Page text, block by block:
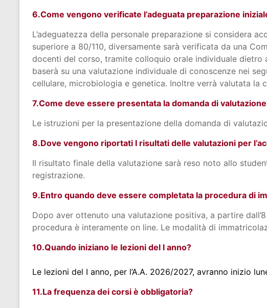
6.Come vengono verificate l’adeguata preparazione
L’adeguatezza della personale preparazione si considera
superiore a 80/110, diversamente sarà verificata da una
docenti del corso, tramite colloquio orale individuale
baserà su una valutazione individuale di conoscenze nei
cellulare, microbiologia e genetica. Inoltre verrà valutata la
7.Come deve essere presentata la domanda di
Le istruzioni per la presentazione della domanda di
8.Dove vengono riportati I risultati delle valutazioni per
Il risultato finale della valutazione sarà reso noto allo
registrazione.
9.Entro quando deve essere completata la procedura di
Dopo aver ottenuto una valutazione positiva, a partire
procedura è interamente on line. Le modalità di
10.Quando iniziano le lezioni del I anno?
Le lezioni del I anno, per l’A.A. 2026/2027, avranno inizio
11.La frequenza dei corsi è obbligatoria?